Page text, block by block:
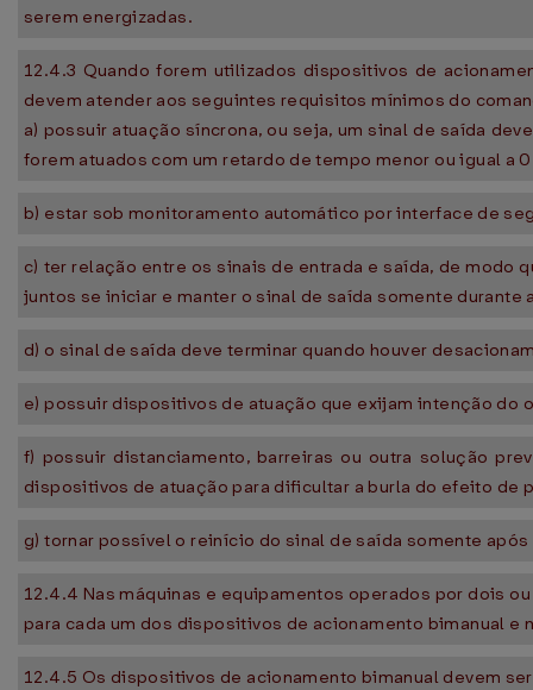
serem energizadas.
12.4.3 Quando forem utilizados dispositivos de
devem atender aos seguintes requisitos mínimos do
a) possuir atuação síncrona, ou seja, um sinal de saída
forem atuados com um retardo de tempo menor ou igual a
b) estar sob monitoramento automático por interface de
c) ter relação entre os sinais de entrada e saída, de modo
juntos se iniciar e manter o sinal de saída somente durante
d) o sinal de saída deve terminar quando houver
e) possuir dispositivos de atuação que exijam intenção
f) possuir distanciamento, barreiras ou outra solução
dispositivos de atuação para dificultar a burla do efeito de
g) tornar possível o reinício do sinal de saída somente
12.4.4 Nas máquinas e equipamentos operados por dois
para cada um dos dispositivos de acionamento bimanual
12.4.5 Os dispositivos de acionamento bimanual devem